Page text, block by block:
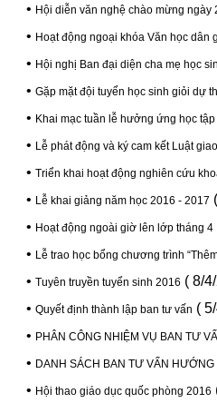
• Hội diễn văn nghệ chào mừng ngày
• Hoạt động ngoại khóa Văn học dân
• Hội nghị Ban đại diện cha mẹ học
• Gặp mặt đội tuyển học sinh giỏi dự
• Khai mạc tuần lễ hưởng ứng học
• Lễ phát động và ký cam kết Luật
• Triển khai hoạt động nghiên cứu
• Lễ khai giảng năm học 2016 - 2017
• Hoạt động ngoài giờ lên lớp tháng 4
• Lễ trao học bổng chương trình
• Tuyên truyền tuyển sinh 2016 ( 8/
• Quyết định thành lập ban tư vấn (
• PHÂN CÔNG NHIỆM VỤ BAN TƯ
• DANH SÁCH BAN TƯ VẤN
• Hội thao giáo dục quốc phòng 2016